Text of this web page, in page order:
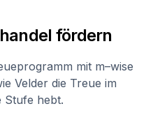
fördern
mit m–wise
Velder die Treue im
Stufe hebt.